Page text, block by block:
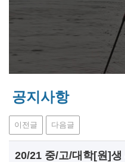
공지사항
이전글 다음글
20/21 중/고/대학[원]